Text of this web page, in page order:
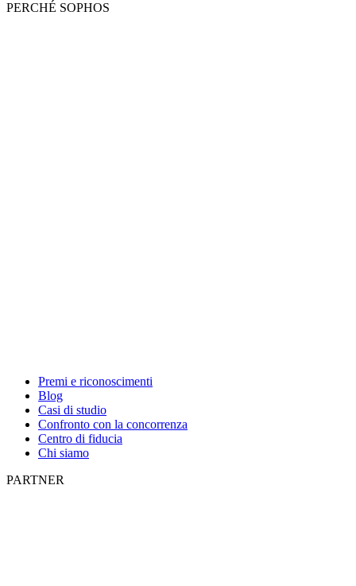
PERCHÉ SOPHOS
Premi e riconoscimenti
Blog
Casi di studio
Confronto con la concorrenza
Centro di fiducia
Chi siamo
PARTNER